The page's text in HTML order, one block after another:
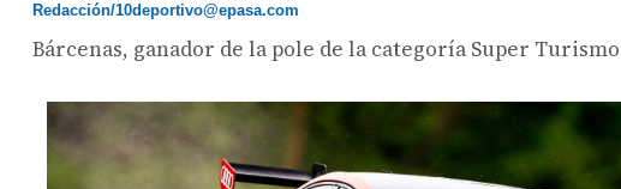
Redacción/10deportivo@epasa.com
Bárcenas, ganador de la pole de la categoría Super Turismo